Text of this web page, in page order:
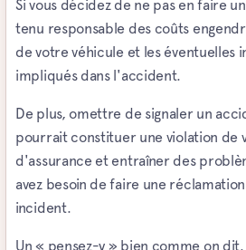
Si vous décidez de ne pas en faire
tenu responsable des coûts
de votre véhicule et les éventuelles
impliqués dans l'accident.
De plus, omettre de signaler un
pourrait constituer une violation de
d'assurance et entraîner des
avez besoin de faire une
incident.
Un « pensez-y » bien comme on dit.